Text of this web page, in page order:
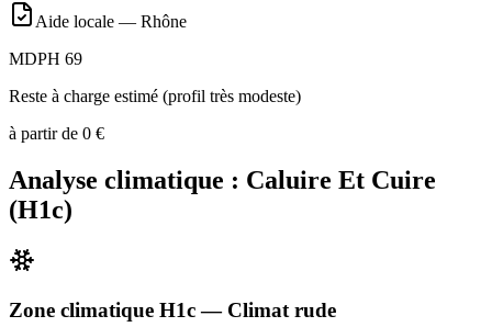
Aide locale — Rhône
MDPH 69
Reste à charge estimé (profil très modeste)
à partir de 0 €
Analyse climatique : Caluire Et Cuire
(H1c)
Zone climatique H1c— Climat rude